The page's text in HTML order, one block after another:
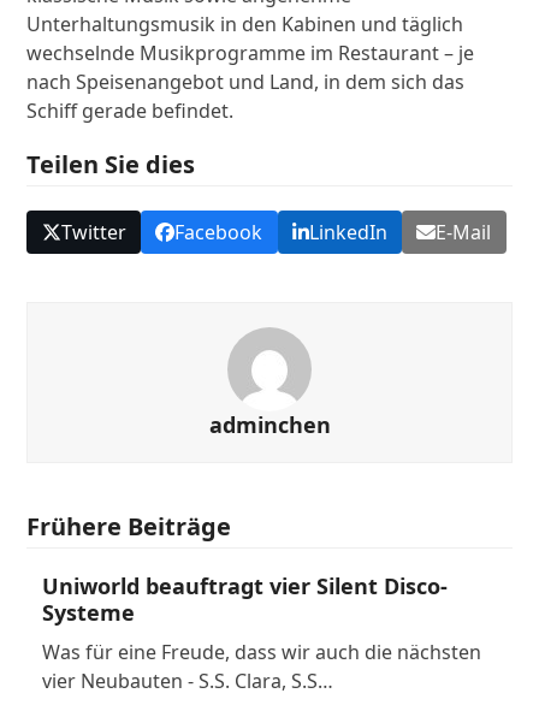
Unterhaltungsmusik in den Kabinen und täglich
wechselnde Musikprogramme im Restaurant – je
nach Speisenangebot und Land, in dem sich das
Schiff gerade befindet.
Teilen Sie dies
Twitter Facebook LinkedIn E-Mail
adminchen
Frühere Beiträge
Uniworld beauftragt vier Silent Disco-
Systeme
Was für eine Freude, dass wir auch die nächsten
vier Neubauten - S.S. Clara, S.S…